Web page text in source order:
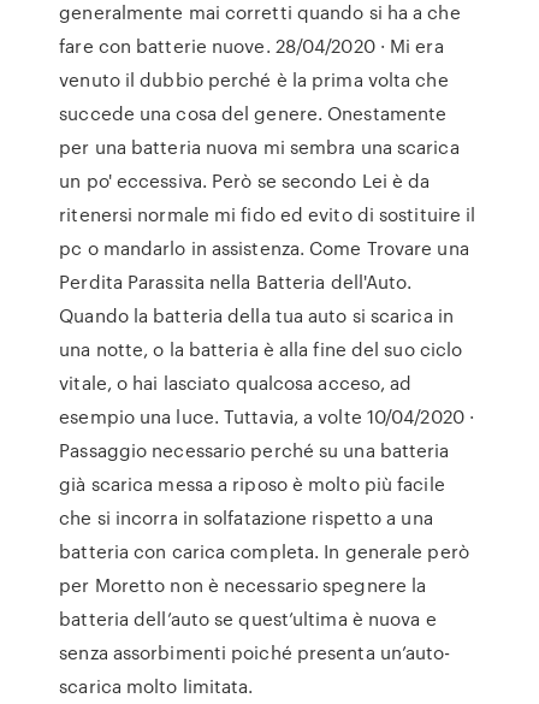
generalmente mai corretti quando si ha a che
fare con batterie nuove. 28/04/2020 · Mi era
venuto il dubbio perché è la prima volta che
succede una cosa del genere. Onestamente
per una batteria nuova mi sembra una scarica
un po' eccessiva. Però se secondo Lei è da
ritenersi normale mi fido ed evito di sostituire il
pc o mandarlo in assistenza. Come Trovare una
Perdita Parassita nella Batteria dell'Auto.
Quando la batteria della tua auto si scarica in
una notte, o la batteria è alla fine del suo ciclo
vitale, o hai lasciato qualcosa acceso, ad
esempio una luce. Tuttavia, a volte 10/04/2020 ·
Passaggio necessario perché su una batteria
già scarica messa a riposo è molto più facile
che si incorra in solfatazione rispetto a una
batteria con carica completa. In generale però
per Moretto non è necessario spegnere la
batteria dell’auto se quest’ultima è nuova e
senza assorbimenti poiché presenta un’auto-
scarica molto limitata.